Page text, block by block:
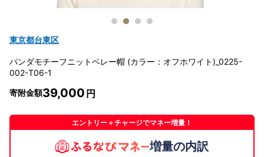
東京都台東区
パンダモチーフニットベレー帽 (カラー：オフホワイト)_0225-
002-T06-1
寄附金額39,000
エントリー＋チャージでマネー増量！
増量の内訳